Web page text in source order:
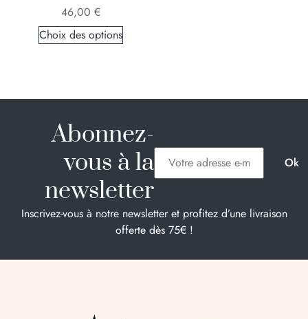
46,00 €
Choix des options
Abonnez-
vous à la
newsletter
Inscrivez-vous à notre newsletter et profitez d’une livraison
offerte dès 75€ !